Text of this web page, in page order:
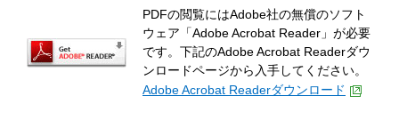
PDFの閲覧にはAdobe社の無償のソフト
ウェア「Adobe Acrobat Reader」が必要
です。下記のAdobe Acrobat Readerダウ
ンロードページから入手してください。
Adobe Acrobat Readerダウンロード